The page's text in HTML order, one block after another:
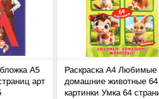
А5
арт
Раскраска А4 Любимые
домашние животные 64
картинки Умка 64